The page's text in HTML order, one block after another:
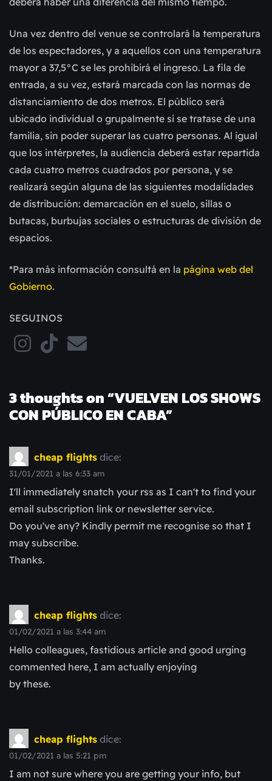
Una vez dentro del venue se controlará la temperatura
de los espectadores, y a aquellos con una temperatura
mayor a 37,5°C se les prohibirá el ingreso. La fila de
entrada, a su vez, estará marcada con las normas de
distanciamiento de dos metros. El público será
ubicado individual o grupalmente si se tratase de una
familia, sin poder superar las cuatro personas. Al igual
que los intérpretes, la audiencia deberá estar repartida
cada cuatro metros cuadrados por persona, y se
realizará según alguna de las siguientes modalidades
de distribución: demarcación en el suelo, sillas o
butacas, burbujas sociales o estructuras de división de
espacios.
*Para más información consultá en la página web del
Gobierno.
SEGUINOS
3 thoughts on “VUELVEN LOS SHOWS
CON PÚBLICO EN CABA”
cheap flights dice:
31/01/2021 a las 6:33 am
I'll immediately snatch your rss as I can't to find your
email subscription link or newsletter service.
Do you've any? Kindly permit me recognise so that I
may subscribe.
Thanks.
cheap flights dice:
01/02/2021 a las 3:44 am
Hello colleagues, fastidious article and good urging
commented here, I am actually enjoying
by these.
cheap flights dice:
01/02/2021 a las 5:21 pm
I am not sure where you are getting your info, but